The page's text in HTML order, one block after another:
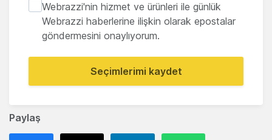
Paylaş
Webrazzi'nin hizmet ve ürünleri ile günlük
Webrazzi haberlerine ilişkin olarak epostalar
göndermesini onaylıyorum.
Seçimlerimi kaydet